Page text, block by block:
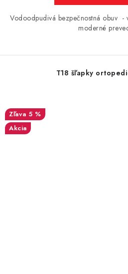
Vodoodpudivá bezpečnostná obuv -
moderné
T18 šľapky
5 %
Akcia